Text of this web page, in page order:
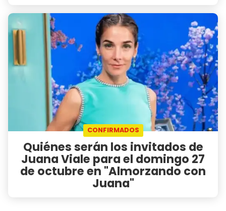
CONFIRMADOS
Quiénes serán los invitados de
Juana Viale para el domingo 27
de octubre en "Almorzando con
Juana"